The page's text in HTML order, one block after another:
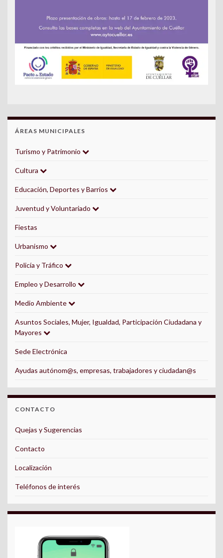
ÁREAS MUNICIPALES
Turismo y Patrimonio
Cultura
Educación, Deportes y Barrios
Juventud y Voluntariado
Fiestas
Urbanismo
Policía y Tráfico
Empleo y Desarrollo
Medio Ambiente
Asuntos Sociales, Mujer, Igualdad, Participación Ciudadana y
Mayores
Sede Electrónica
Ayudas autónom@s, empresas, trabajadores y ciudadan@s
CONTACTO
Quejas y Sugerencias
Contacto
Localización
Teléfonos de interés